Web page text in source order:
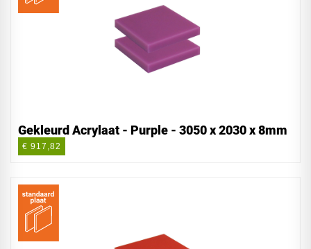
Gekleurd Acrylaat - Purple - 3050 x 2030 x 8mm
€ 917,82